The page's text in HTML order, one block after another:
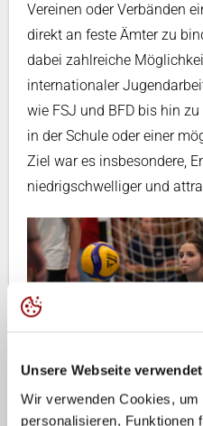
Unsere Webseite
Wir verwenden Cookies,
personalisieren, Funktionen
Vereinen oder Verbänden
direkt an feste Ämter zu
dabei zahlreiche
internationaler
wie FSJ und BFD bis hin zu
in der Schule oder einer
Ziel war es insbesondere,
niedrigschwelliger und